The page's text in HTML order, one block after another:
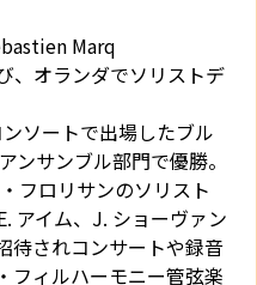
Marq
、オランダでソリストデ
ソートで出場したブル
ンサンブル部門で優勝。
フロリサンのソリスト
アイム、J. ショーヴァン
待されコンサートや録音
フィルハーモニー管弦楽